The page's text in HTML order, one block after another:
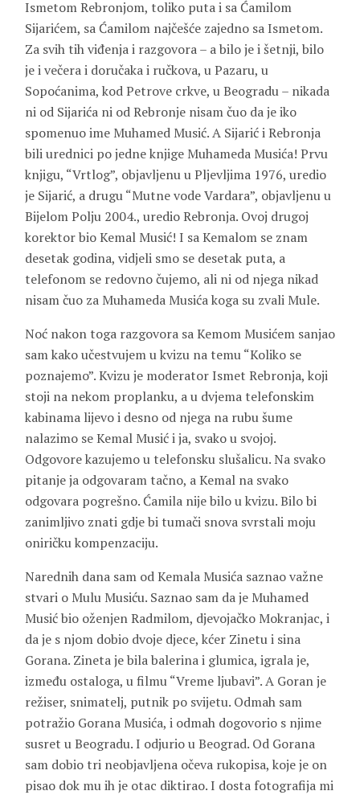
Ismetom Rebronjom, toliko puta i sa Ćamilom
Sijarićem, sa Ćamilom najčešće zajedno sa Ismetom.
Za svih tih viđenja i razgovora – a bilo je i šetnji, bilo
je i večera i doručaka i ručkova, u Pazaru, u
Sopoćanima, kod Petrove crkve, u Beogradu – nikada
ni od Sijarića ni od Rebronje nisam čuo da je iko
spomenuo ime Muhamed Musić. A Sijarić i Rebronja
bili urednici po jedne knjige Muhameda Musića! Prvu
knjigu, “Vrtlog”, objavljenu u Pljevljima 1976, uredio
je Sijarić, a drugu “Mutne vode Vardara”, objavljenu u
Bijelom Polju 2004., uredio Rebronja. Ovoj drugoj
korektor bio Kemal Musić! I sa Kemalom se znam
desetak godina, vidjeli smo se desetak puta, a
telefonom se redovno čujemo, ali ni od njega nikad
nisam čuo za Muhameda Musića koga su zvali Mule.
Noć nakon toga razgovora sa Kemom Musićem sanjao
sam kako učestvujem u kvizu na temu “Koliko se
poznajemo”. Kvizu je moderator Ismet Rebronja, koji
stoji na nekom proplanku, a u dvjema telefonskim
kabinama lijevo i desno od njega na rubu šume
nalazimo se Kemal Musić i ja, svako u svojoj.
Odgovore kazujemo u telefonsku slušalicu. Na svako
pitanje ja odgovaram tačno, a Kemal na svako
odgovara pogrešno. Ćamila nije bilo u kvizu. Bilo bi
zanimljivo znati gdje bi tumači snova svrstali moju
oniričku kompenzaciju.
Narednih dana sam od Kemala Musića saznao važne
stvari o Mulu Musiću. Saznao sam da je Muhamed
Musić bio oženjen Radmilom, djevojačko Mokranjac, i
da je s njom dobio dvoje djece, kćer Zinetu i sina
Gorana. Zineta je bila balerina i glumica, igrala je,
između ostaloga, u filmu “Vreme ljubavi”. A Goran je
režiser, snimatelj, putnik po svijetu. Odmah sam
potražio Gorana Musića, i odmah dogovorio s njime
susret u Beogradu. I odjurio u Beograd. Od Gorana
sam dobio tri neobjavljena očeva rukopisa, koje je on
pisao dok mu ih je otac diktirao. I dosta fotografija mi